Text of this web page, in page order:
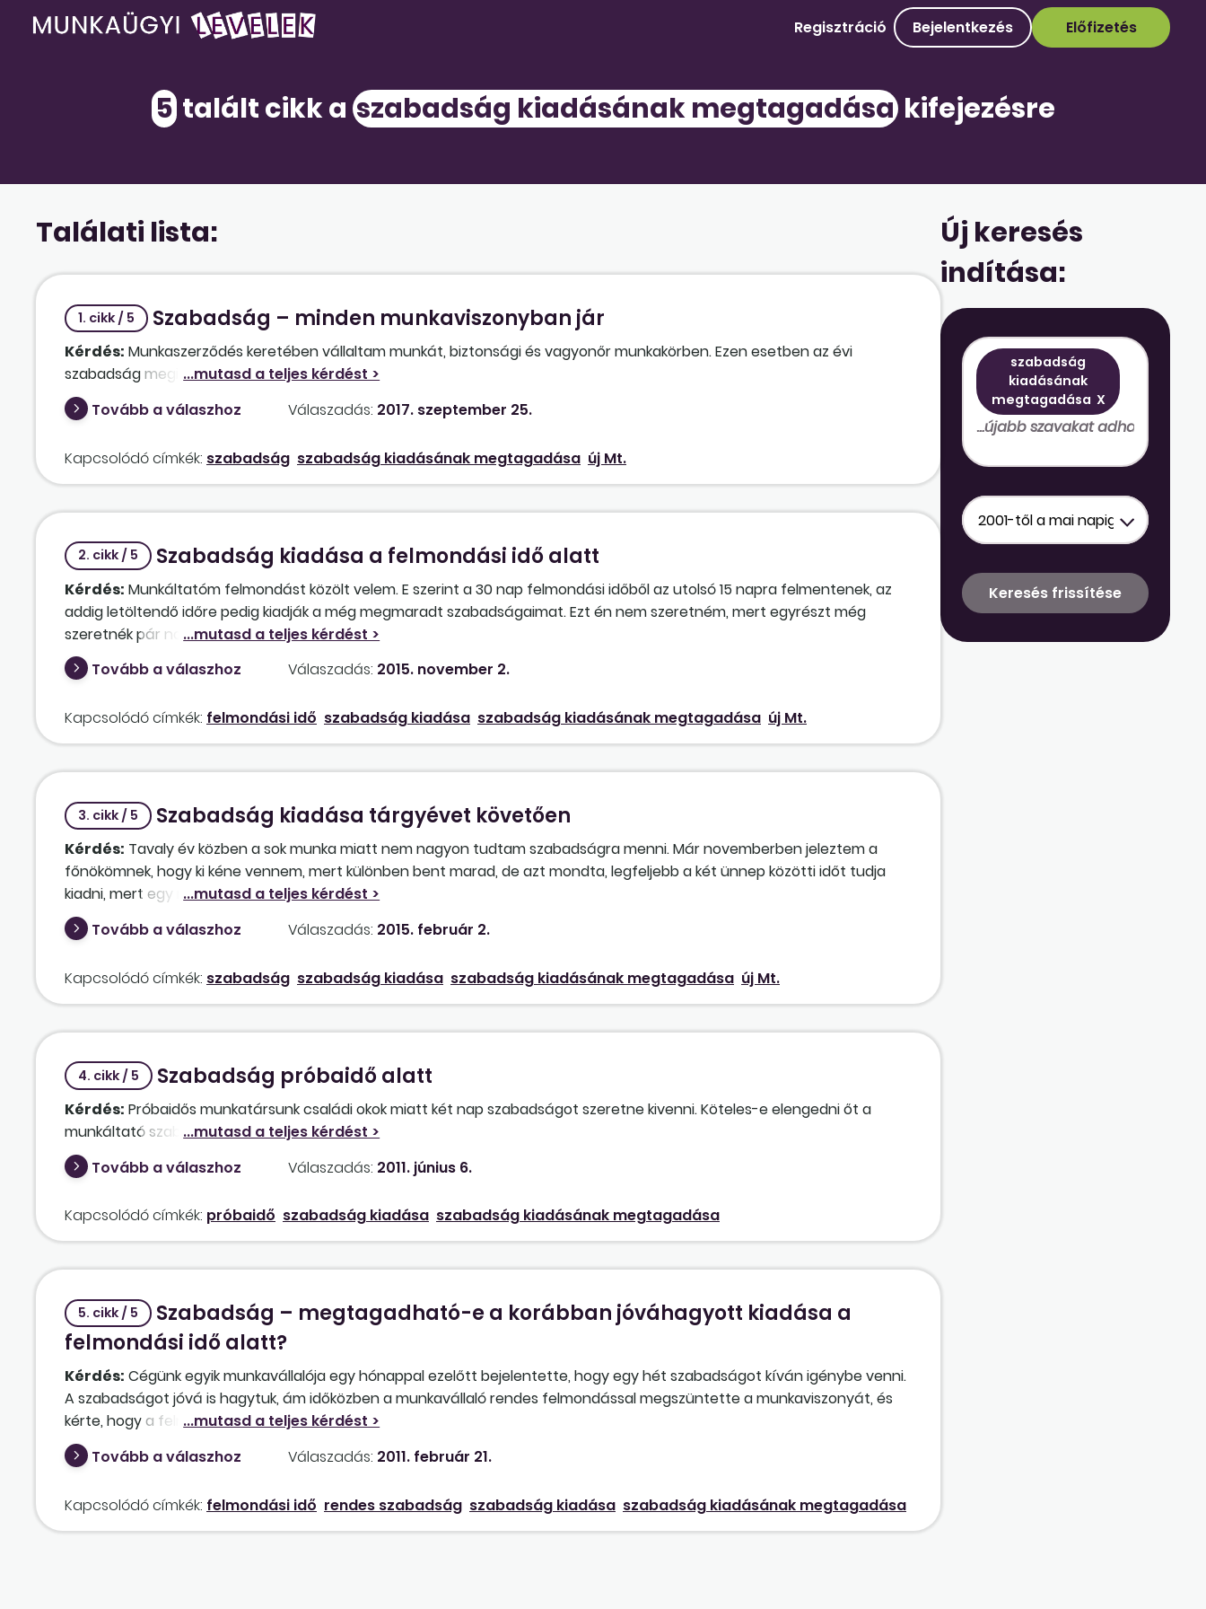
Regisztráció Bejelentkezés Előfizetés
5talált cikk a szabadság kiadásának megtagadásakifejezésre
Találati lista:
1. cikk / 5 Szabadság – minden munkaviszonyban jár
Kérdés: Munkaszerződés keretében vállaltam munkát, biztonsági és vagyonőr munkakörben. Ezen esetben az évi
szabadság megillet-e, amennyiben nem, milyen indokkal utasítható el?
Tovább a válaszhoz
Válaszadás: 2017. szeptember 25.
Kapcsolódó címkék: szabadság szabadság kiadásának megtagadása új Mt.
2. cikk / 5 Szabadság kiadása a felmondási idő alatt
Kérdés: Munkáltatóm felmondást közölt velem. E szerint a 30 nap felmondási időből az utolsó 15 napra felmentenek, az
addig letöltendő időre pedig kiadják a még megmaradt szabadságaimat. Ezt én nem szeretném, mert egyrészt még
szeretnék pár napot bent tölteni, amíg lezárom az ügyeimet, másrészt méltánytalannak érzem, hogy egyik nap
felmondanak, másik nap pedig már szabadságra is küldenek. Jogszerű volt a munkáltatóm eljárása? Mi a teendő, ha
visszautasítom a szabadság kiadását, és inkább ledolgoznám az időmet?
Tovább a válaszhoz Válaszadás: 2015. november 2.
Kapcsolódó címkék: felmondási idő szabadság kiadása szabadság kiadásának megtagadása új Mt.
3. cikk / 5 Szabadság kiadása tárgyévet követően
Kérdés: Tavaly év közben a sok munka miatt nem nagyon tudtam szabadságra menni. Már novemberben jeleztem a
főnökömnek, hogy ki kéne vennem, mert különben bent marad, de azt mondta, legfeljebb a két ünnep közötti időt tudja
kiadni, mert egy nagyobb megrendelésen dolgozunk. Év végén ugyan kivettem a bent lévő szabadságaim egy részét, de
még így is maradt tizenhat napom. Elveszett, vagy kivehetem ebben az évben?
Tovább a válaszhoz Válaszadás: 2015. február 2.
Kapcsolódó címkék: szabadság szabadság kiadása szabadság kiadásának megtagadása új Mt.
4. cikk / 5 Szabadság próbaidő alatt
Kérdés: Próbaidős munkatársunk családi okok miatt két nap szabadságot szeretne kivenni. Köteles-e elengedni őt a
munkáltató szabadságra?
Tovább a válaszhoz
Válaszadás: 2011. június 6.
Kapcsolódó címkék: próbaidő szabadság kiadása szabadság kiadásának megtagadása
5. cikk / 5
Szabadság – megtagadható-e a korábban jóváhagyott kiadása a
felmondási idő alatt?
Kérdés: Cégünk egyik munkavállalója egy hónappal ezelőtt bejelentette, hogy egy hét szabadságot kíván igénybe venni.
A szabadságot jóvá is hagytuk, ám időközben a munkavállaló rendes felmondással megszüntette a munkaviszonyát, és
kérte, hogy a felmondási időre mentsük fel a munkavégzés alól. A folyamatban lévő, a munkavállaló által ellátott ügyek
átadása miatt azonban nem mentettük fel a munkavégzés alól, mert előreláthatólag a teljes felmondási időt igénybe
fogja venni az átadási folyamat. Van-e arra lehetőség, hogy a jóváhagyott szabadság kivételét is megtagadjuk a
Tovább a válaszhoz Válaszadás: 2011. február 21.
Kapcsolódó címkék: felmondási idő rendes szabadság szabadság kiadása szabadság kiadásának megtagadása
Új keresés
indítása:
szabadság
kiadásának
megtagadása X